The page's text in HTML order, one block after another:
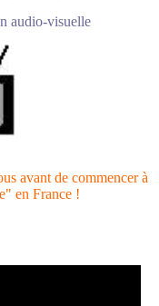
audio-visuelle
avant de commencer à
en France !